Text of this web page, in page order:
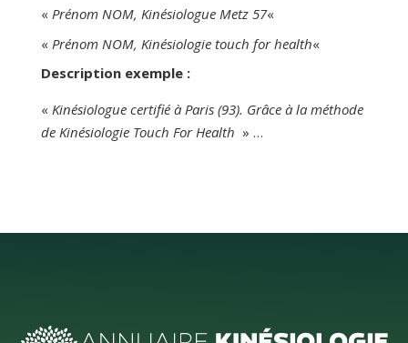
« Prénom NOM, Kinésiologue Metz 57«
« Prénom NOM, Kinésiologie touch for health«
Description exemple :
« Kinésiologue certifié à Paris (93). Grâce à la méthode
de Kinésiologie Touch For Health » …